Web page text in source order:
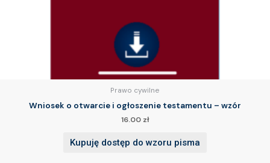
Prawo cywilne
Wniosek o otwarcie i ogłoszenie testamentu – wzór
16.00 zł
Kupuję dostęp do wzoru pisma